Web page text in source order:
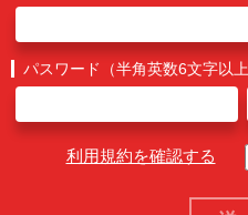
パスワード（半角英数6文字以上
利用規約を確認する